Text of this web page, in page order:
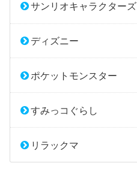
サンリオキャラクターズ
ディズニー
ポケットモンスター
すみっコぐらし
リラックマ